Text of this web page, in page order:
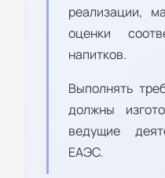
реализации,
оценки
напитков.
Выполнять
должны
ведущие
ЕАЭС.